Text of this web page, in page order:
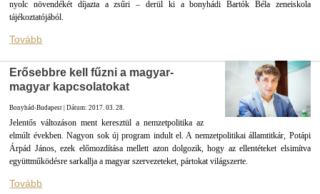
nyolc növendékét díjazta a zsűri – derül ki a bonyhádi Bartók Béla zeneiskola
tájékoztatójából.
Tovább
Erősebbre kell fűzni a magyar-
magyar kapcsolatokat
Bonyhád-Budapest | Dátum: 2017. 03. 28.
Jelentős változáson ment keresztül a nemzetpolitika az
elmúlt években. Nagyon sok új program indult el. A nemzetpolitikai államtitkár, Potápi
Árpád János, ezek előmozdítása mellett azon dolgozik, hogy az ellentéteket elsimítva
együttműködésre sarkallja a magyar szervezeteket, pártokat világszerte.
Tovább